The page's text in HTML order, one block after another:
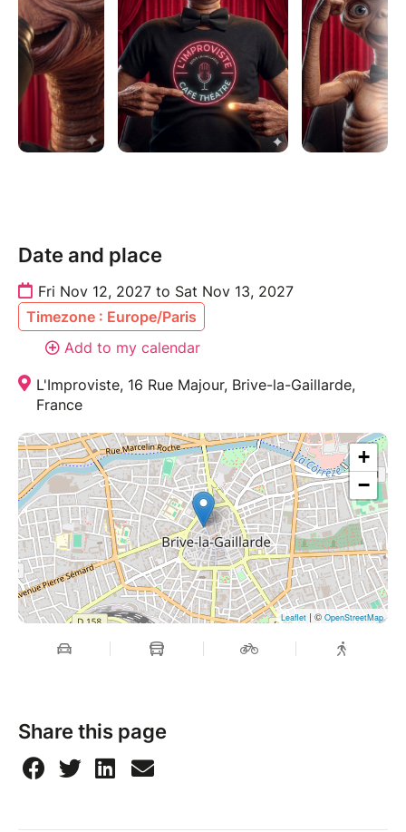
Date and place
Fri Nov 12, 2027 to Sat Nov 13, 2027
Timezone : Europe/Paris
Add to my calendar
L'Improviste, 16 Rue Majour, Brive-la-Gaillarde,
France
+
−
Leaflet | © OpenStreetMap
Share this page